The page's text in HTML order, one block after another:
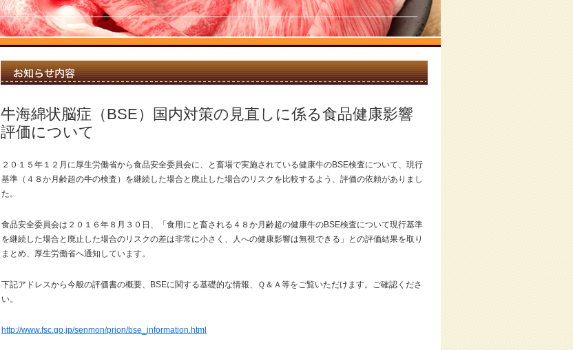
牛海綿状脳症（BSE）国内対策の見直しに係る食品健康影響
評価について
２０１５年１２月に厚生労働省から食品安全委員会に、と畜場で実施されている健康牛のBSE検査について、現行
基準（４８か月齢超の牛の検査）を継続した場合と廃止した場合のリスクを比較するよう、評価の依頼がありまし
た。
食品安全委員会は２０１６年８月３０日、「食用にと畜される４８か月齢超の健康牛のBSE検査について現行基準
を継続した場合と廃止した場合のリスクの差は非常に小さく、人への健康影響は無視できる」との評価結果を取り
まとめ、厚生労働省へ通知しています。
下記アドレスから今般の評価書の概要、BSEに関する基礎的な情報、Ｑ＆Ａ等をご覧いただけます。ご確認くださ
い。
http://www.fsc.go.jp/senmon/prion/bse_information.html